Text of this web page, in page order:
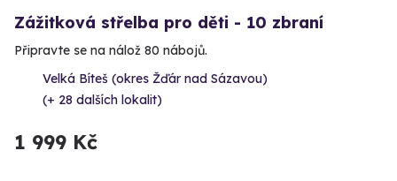
Zážitková střelba pro děti - 10 zbraní
Připravte se na nálož 80 nábojů.
Velká Bíteš (okres Žďár nad Sázavou)
(+ 28 dalších lokalit)
1 999 Kč